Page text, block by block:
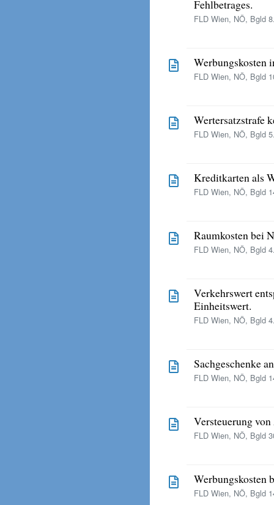
Fehlbetrages.
FLD Wien, NÖ, Bgld
Werbungskosten
FLD Wien, NÖ, Bgld
Wertersatzstrafe
FLD Wien, NÖ, Bgld
Kreditkarten als
FLD Wien, NÖ, Bgld
Raumkosten bei
FLD Wien, NÖ, Bgld
Verkehrswert
Einheitswert.
FLD Wien, NÖ, Bgld
Sachgeschenke
FLD Wien, NÖ, Bgld
Versteuerung
FLD Wien, NÖ, Bgld
Werbungskosten
FLD Wien, NÖ, Bgld